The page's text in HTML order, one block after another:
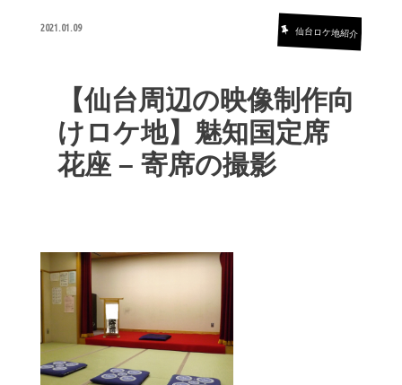
2021.01.09 仙台ロケ地紹介
【仙台周辺の映像制作向
けロケ地】魅知国定席
花座 – 寄席の撮影